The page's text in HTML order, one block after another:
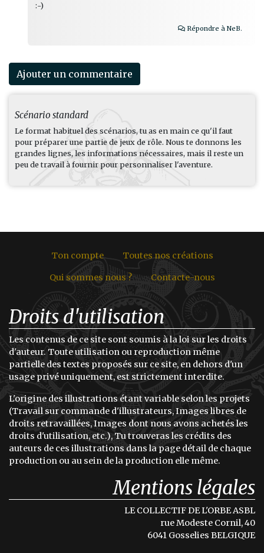
:-)
Répondre à NeB.
Ajouter un commentaire
Scénario standard
Le format habituel des scénarios, tu as en main ce qu'il faut
pour préparer une partie de jeux de rôle. Nous te donnons les
grandes lignes, les informations nécessaires, mais il reste un
peu de travail à fournir pour personnaliser l'aventure.
Ton compte Toutes nos créations
Qui sommes nous ? Contacte-nous
Droits d'utilisation
Les contenus de ce site sont soumis à la loi sur les droits
d'auteur. Toute utilisation ou reproduction même
partielle des textes proposés sur ce site, en dehors d'un
usage privé uniquement, est strictement interdite.
L'origine des illustrations étant variable selon les projets
(Travail sur commande d'illustrateurs, Images libres de
droits retravaillées, Images dont nous avons achetés les
droits d'utilisation, etc.), Tu trouveras les crédits des
auteurs de ces illustrations dans la page détail de chaque
production ou au sein de la production elle même.
Mentions légales
LE COLLECTIF DE L'ORBE ASBL
rue Modeste Cornil, 40
6041 Gosselies BELGIQUE